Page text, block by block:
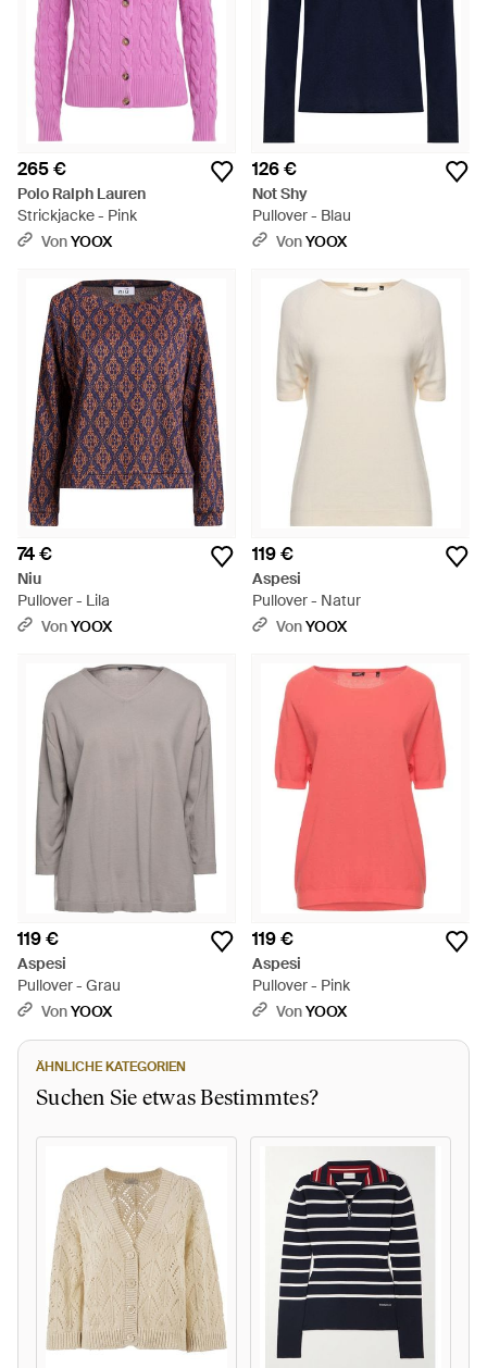
265 €
Polo Ralph Lauren
Strickjacke - Pink
VonYOOX
126 €
Not Shy
Pullover - Blau
VonYOOX
74 €
Niu
Pullover - Lila
VonYOOX
119 €
Aspesi
Pullover - Natur
VonYOOX
119 €
Aspesi
Pullover - Grau
VonYOOX
ÄHNLICHE KATEGORIEN
Suchen Sie etwas Bestimmtes?
119 €
Aspesi
Pullover - Pink
VonYOOX